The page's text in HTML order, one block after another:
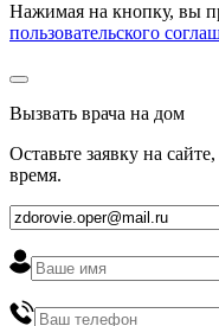
Нажимая на кнопку, вы
пользовательского
Вызвать врача на дом
Оставьте заявку на
время.